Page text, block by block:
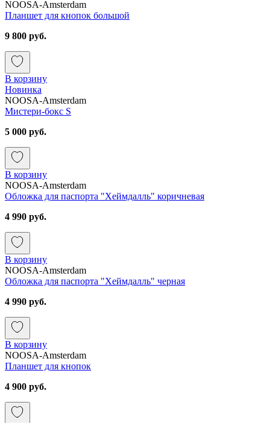
NOOSA-Amsterdam
Планшет для кнопок большой
9 800 руб.
В корзину
Новинка
NOOSA-Amsterdam
Мистери-бокс S
5 000 руб.
В корзину
NOOSA-Amsterdam
Обложка для паспорта "Хеймдалль" коричневая
4 990 руб.
В корзину
NOOSA-Amsterdam
Обложка для паспорта "Хеймдалль" черная
4 990 руб.
В корзину
NOOSA-Amsterdam
Планшет для кнопок
4 900 руб.